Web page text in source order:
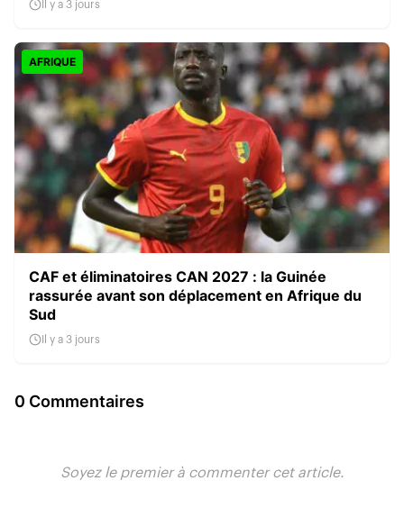
Il y a 3 jours
AFRIQUE
CAF et éliminatoires CAN 2027 : la Guinée
rassurée avant son déplacement en Afrique du
Sud
Il y a 3 jours
0 Commentaires
Soyez le premier à commenter cet article.